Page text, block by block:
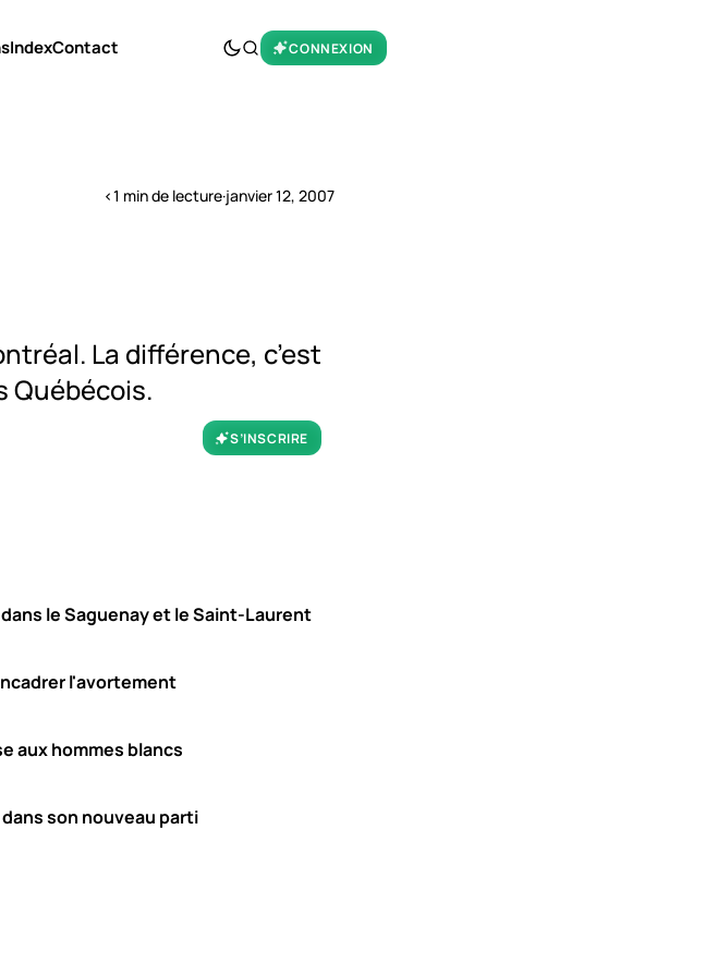
IndexContact CONNEXION
<1 min de lecture·janvier 12, 2007
La différence, c’est
Québécois.
S’INSCRIRE
le Saguenay et le Saint-Laurent
l'avortement
aux hommes blancs
son nouveau parti